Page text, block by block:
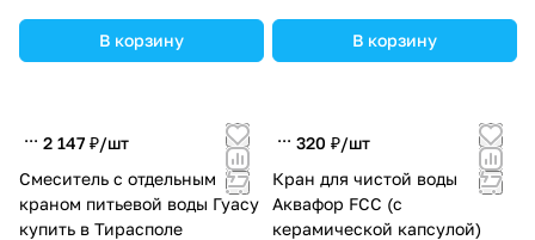
В корзину В корзину
2 147 ₽/шт
Смеситель с отдельным
краном питьевой воды Гуасу
купить в Тирасполе
320 ₽/шт
Кран для чистой воды
Аквафор FCC (с
керамической капсулой)